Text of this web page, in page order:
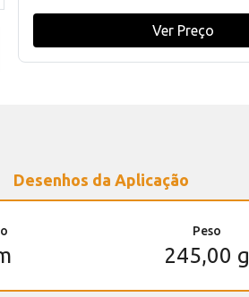
Ver Preço
Desenhos da Aplicação
Peso
245,00 g